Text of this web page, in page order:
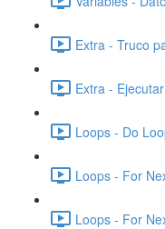
Extra - Truco
Extra -
Loops - Do
Loops - For
Loops - For